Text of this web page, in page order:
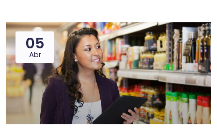
05
Abr